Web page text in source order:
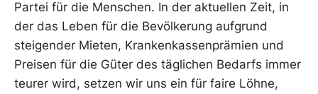
Partei für die Menschen. In der aktuellen Zeit, in
der das Leben für die Bevölkerung aufgrund
steigender Mieten, Krankenkassenprämien und
Preisen für die Güter des täglichen Bedarfs immer
teurer wird, setzen wir uns ein für faire Löhne,